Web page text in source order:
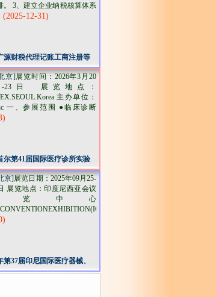
。 3、建立企业纳税核算体系
(2025-12-31)
源财税代理记账工商注册等
京]展览时间：2026年3月20
-23日 展览地点：
主办单位：
一、参展范围 ●临床诊断
尔第41届国际医疗诊所实验
院设备展览会KIMES
京]展览日期：2025年09月25-
展览地点：印度尼西亚会议
览中心
第37届印尼国际医疗器械、
品实验室设备及医药展览会